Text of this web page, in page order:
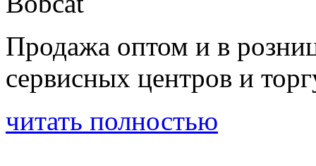
Продажа оптом и в
сервисных центров и
читать полностью